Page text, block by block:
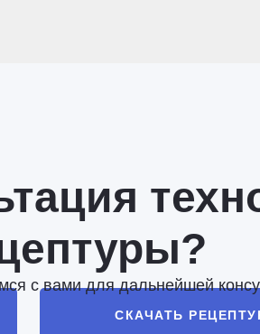
СКАЧАТЬ
с вами для дальнейшей